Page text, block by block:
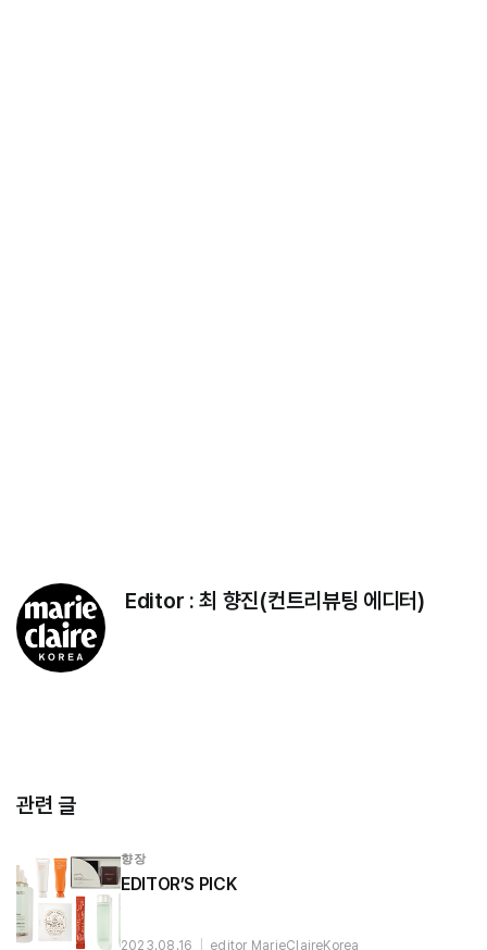
Editor :최 향진(컨트리뷰팅 에디터)
관련 글
향장
EDITOR’S PICK
2023.08.16 editor MarieClaireKorea